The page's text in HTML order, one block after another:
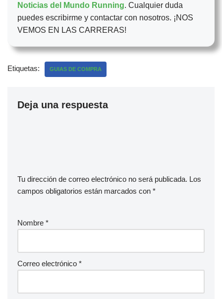
Noticias del Mundo Running. Cualquier duda
puedes escribirme y contactar con nosotros. ¡NOS
VEMOS EN LAS CARRERAS!
Etiquetas: GUIAS DE COMPRA
Deja una respuesta
Tu dirección de correo electrónico no será publicada. Los
campos obligatorios están marcados con *
Nombre *
Correo electrónico *